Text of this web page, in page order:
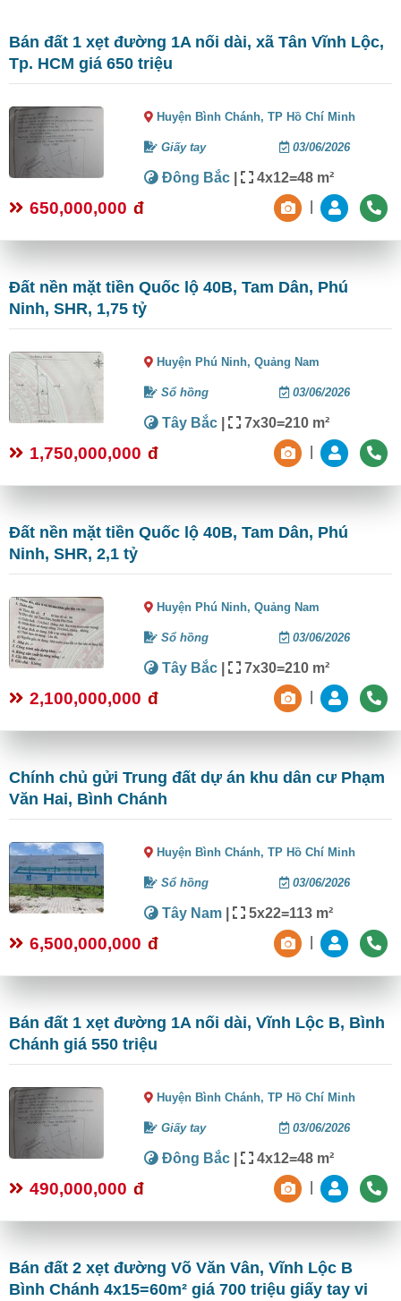
Bán đất 1 xẹt đường 1A nối dài, xã Tân Vĩnh Lộc,
Tp. HCM giá 650 triệu
Huyện Bình Chánh,TP Hồ Chí Minh
Giấy tay 03/06/2026
Đông Bắc | 4x12=48 m²
650,000,000 đ
Đất nền mặt tiền Quốc lộ 40B, Tam Dân, Phú
Ninh, SHR, 1,75 tỷ
Huyện Phú Ninh,Quảng Nam
Sổ hồng 03/06/2026
Tây Bắc | 7x30=210 m²
1,750,000,000 đ
Đất nền mặt tiền Quốc lộ 40B, Tam Dân, Phú
Ninh, SHR, 2,1 tỷ
Huyện Phú Ninh,Quảng Nam
Sổ hồng 03/06/2026
Tây Bắc | 7x30=210 m²
2,100,000,000 đ
Chính chủ gửi Trung đất dự án khu dân cư Phạm
Văn Hai, Bình Chánh
Huyện Bình Chánh,TP Hồ Chí Minh
Sổ hồng 03/06/2026
Tây Nam | 5x22=113 m²
6,500,000,000 đ
Bán đất 1 xẹt đường 1A nối dài, Vĩnh Lộc B, Bình
Chánh giá 550 triệu
Huyện Bình Chánh,TP Hồ Chí Minh
Giấy tay 03/06/2026
Đông Bắc | 4x12=48 m²
490,000,000 đ
Bán đất 2 xẹt đường Võ Văn Vân, Vĩnh Lộc B
Bình Chánh 4x15=60m² giá 700 triệu giấy tay vi